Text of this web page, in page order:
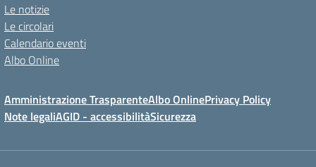
Le notizie
Le circolari
Calendario eventi
Albo Online
Amministrazione TrasparenteAlbo OnlinePrivacy Policy
Note legaliAGID - accessibilitàSicurezza